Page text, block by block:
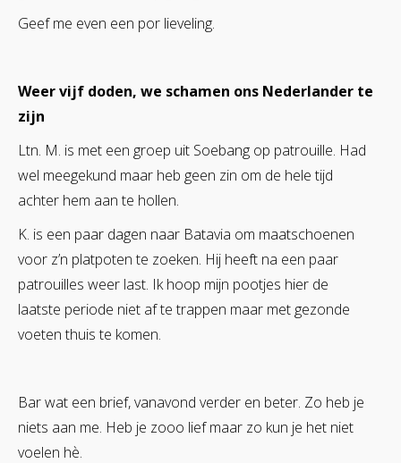
Geef me even een por lieveling.
Weer vijf doden, we schamen ons Nederlander te
zijn
Ltn. M. is met een groep uit Soebang op patrouille. Had
wel meegekund maar heb geen zin om de hele tijd
achter hem aan te hollen.
K. is een paar dagen naar Batavia om maatschoenen
voor z’n platpoten te zoeken. Hij heeft na een paar
patrouilles weer last. Ik hoop mijn pootjes hier de
laatste periode niet af te trappen maar met gezonde
voeten thuis te komen.
Bar wat een brief, vanavond verder en beter. Zo heb je
niets aan me. Heb je zooo lief maar zo kun je het niet
voelen hè.